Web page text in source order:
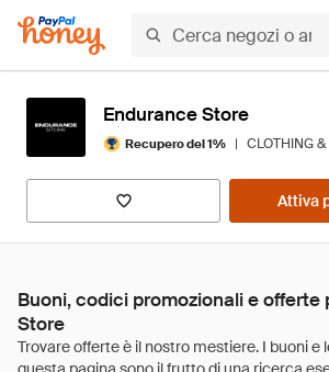
Endurance Store
Recupero del 1% | CLOTHING &
Attiva
Buoni, codici promozionali e offerte
Store